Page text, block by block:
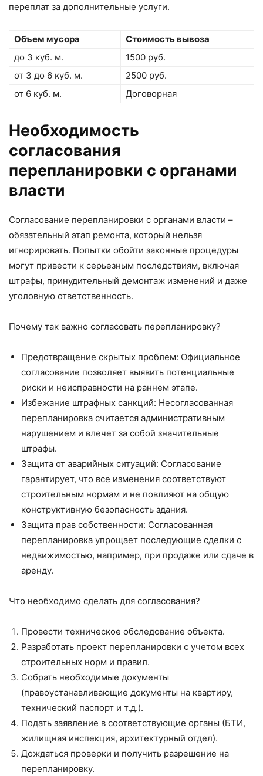
переплат за дополнительные услуги.
Объем мусора
Стоимость вывоза
до 3 куб. м.
1500 руб.
от 3 до 6 куб. м.
2500 руб.
от 6 куб. м.
Договорная
Необходимость
согласования
перепланировки с органами
власти
Согласование перепланировки с органами власти –
обязательный этап ремонта, который нельзя
игнорировать. Попытки обойти законные процедуры
могут привести к серьезным последствиям, включая
штрафы, принудительный демонтаж изменений и даже
уголовную ответственность.
Почему так важно согласовать перепланировку?
Предотвращение скрытых проблем: Официальное
согласование позволяет выявить потенциальные
риски и неисправности на раннем этапе.
Избежание штрафных санкций: Несогласованная
перепланировка считается административным
нарушением и влечет за собой значительные
штрафы.
Защита от аварийных ситуаций: Согласование
гарантирует, что все изменения соответствуют
строительным нормам и не повлияют на общую
конструктивную безопасность здания.
Защита прав собственности: Согласованная
перепланировка упрощает последующие сделки с
недвижимостью, например, при продаже или сдаче в
аренду.
Что необходимо сделать для согласования?
Провести техническое обследование объекта.
Разработать проект перепланировки с учетом всех
строительных норм и правил.
Собрать необходимые документы
(правоустанавливающие документы на квартиру,
технический паспорт и т.д.).
Подать заявление в соответствующие органы (БТИ,
жилищная инспекция, архитектурный отдел).
Дождаться проверки и получить разрешение на
перепланировку.